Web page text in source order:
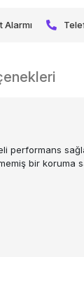
Alarmı
performans
bir koruma